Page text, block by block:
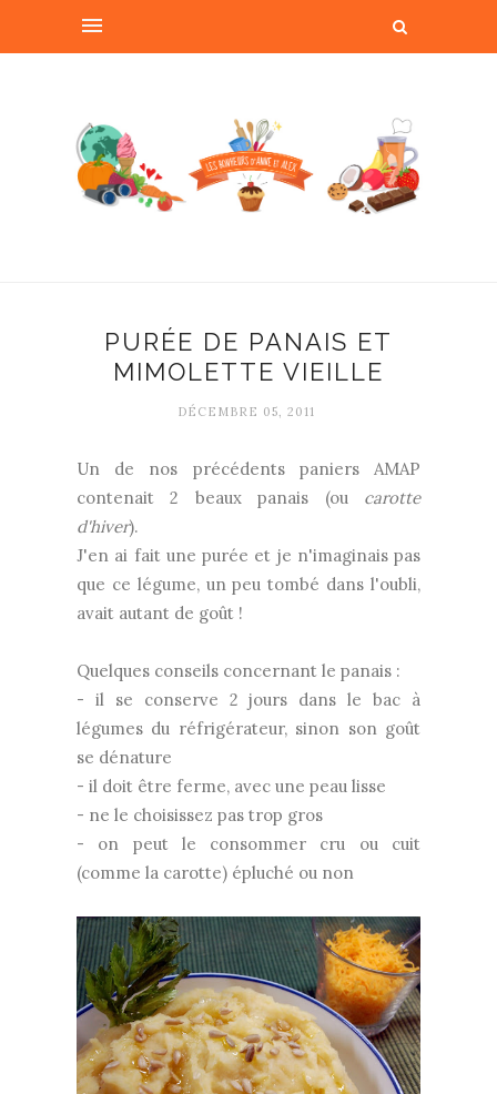
PURÉE DE PANAIS ET
MIMOLETTE VIEILLE
DÉCEMBRE 05, 2011
Un de nos précédents paniers AMAP
contenait 2 beaux panais (ou carotte
d'hiver).
J'en ai fait une purée et je n'imaginais pas
que ce légume, un peu tombé dans l'oubli,
avait autant de goût !
Quelques conseils concernant le panais :
- il se conserve 2 jours dans le bac à
légumes du réfrigérateur, sinon son goût
se dénature
- il doit être ferme, avec une peau lisse
- ne le choisissez pas trop gros
- on peut le consommer cru ou cuit
(comme la carotte) épluché ou non